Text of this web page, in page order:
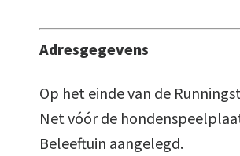
Adresgegevens
Op het einde van de
Net vóór de
Beleeftuin aangelegd.